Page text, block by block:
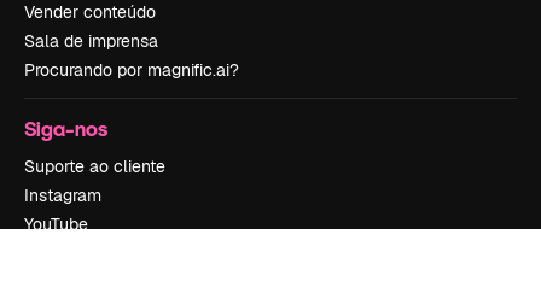
Vender conteúdo
Sala de imprensa
Procurando por magnific.ai?
Siga-nos
Suporte ao cliente
Instagram
YouTube